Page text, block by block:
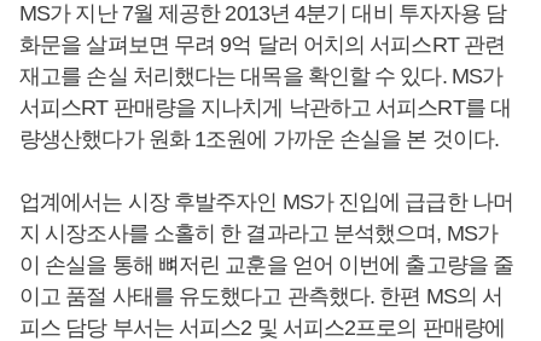
MS가 지난 7월 제공한 2013년 4분기 대비 투자자용 담
화문을 살펴보면 무려 9억 달러 어치의 서피스RT 관련
재고를 손실 처리했다는 대목을 확인할 수 있다. MS가
서피스RT 판매량을 지나치게 낙관하고 서피스RT를 대
량생산했다가 원화 1조원에 가까운 손실을 본 것이다.
업계에서는 시장 후발주자인 MS가 진입에 급급한 나머
지 시장조사를 소홀히 한 결과라고 분석했으며, MS가
이 손실을 통해 뼈저린 교훈을 얻어 이번에 출고량을 줄
이고 품절 사태를 유도했다고 관측했다. 한편 MS의 서
피스 담당 부서는 서피스2 및 서피스2프로의 판매량에